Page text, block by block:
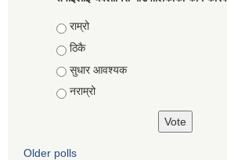
Choices
राम्रो
ठिकै
सुधार आवश्यक
नराम्रो
Older polls